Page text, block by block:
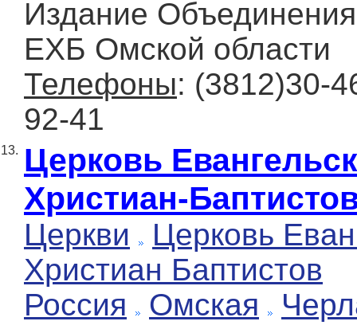
Издание
ЕХБ Омской области
Телефоны: (3812)30-
92-41
13. Церковь
Христиан-
Церкви
Церковь
Христиан Баптистов
Россия
Омская